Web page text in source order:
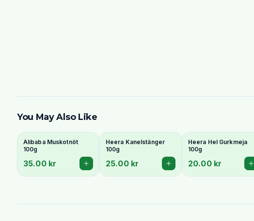
You May Also Like
Alibaba Muskotnöt
100g
35.00 kr
Heera Kanelstänger
100g
25.00 kr
Heera Hel Gurkmeja
100g
20.00 kr